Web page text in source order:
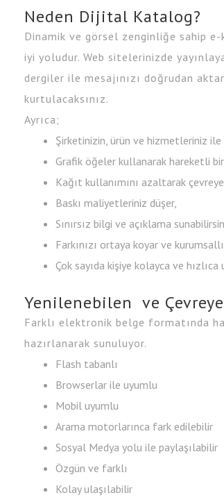
Neden Dijital Katalog?
Dinamik ve görsel zenginliğe sahip
iyi yoludur. Web sitelerinizde
dergiler ile mesajınızı doğrudan
kurtulacaksınız.
Ayrıca;
Şirketinizin, ürün ve hizmetleriniz
Grafik öğeler kullanarak hareketli bir
Kağıt kullanımını azaltarak
Baskı maliyetleriniz düşer,
Sınırsız bilgi ve açıklama
Farkınızı ortaya koyar ve
Çok sayıda kişiye kolayca ve hızlıca
Yenilenebilen ve
Farklı elektronik belge formatında
hazırlanarak sunuluyor.
Flash tabanlı
Browserlar ile uyumlu
Mobil uyumlu
Arama motorlarınca fark edilebilir
Sosyal Medya yolu ile paylaşılabilir
Özgün ve farklı
Kolay ulaşılabilir